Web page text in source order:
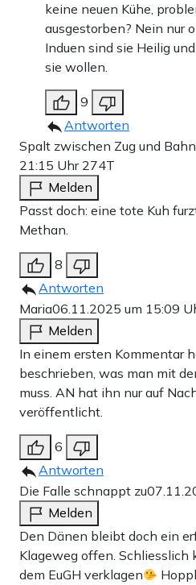
keine neuen Kühe,
ausgestorben? Nein nur
Induen sind sie Heilig
sie wollen.
9
Antworten
Spalt zwischen Zug und
21:15 Uhr 274T
Melden
Passt doch: eine tote Kuh
Methan.
8
Antworten
Maria06.11.2025 um 15:09
Melden
In einem ersten Kommentar
beschrieben, was man mit
muss. AN hat ihn nur auf
veröffentlicht.
6
Antworten
Die Falle schnappt zu
Melden
Den Dänen bleibt doch ein
Klageweg offen. Schliesslich
dem EuGH verklagen